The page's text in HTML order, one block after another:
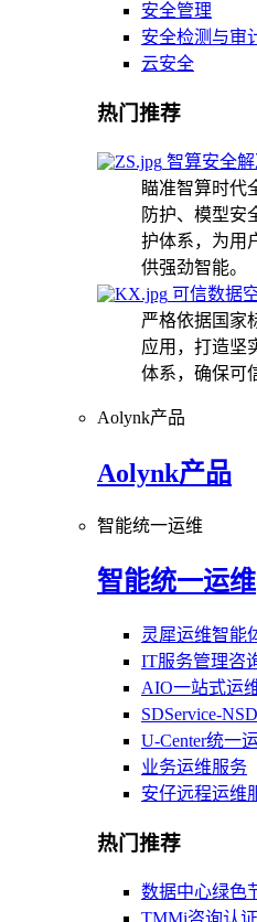
安全管理
安全检测与审
云安全
热门推荐
智算安全
瞄准智算时代
防护、模型安
护体系，为用
供强劲智能。
可信数据
严格依据国家
应用，打造坚
体系，确保可
Aolynk产品
Aolynk产品
智能统一运维
智能统一运维
灵犀运维智能
IT服务管理咨
AIO一站式运
SDService-
U-Center统一
业务运维服务
安仔远程运维
热门推荐
数据中心绿色
TMMi咨询认